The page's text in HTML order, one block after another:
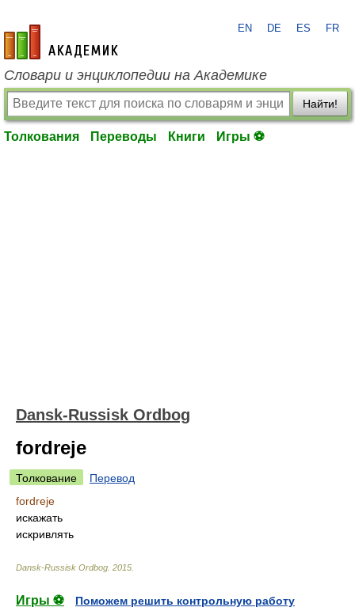
academic.ru
EN DE ES FR
Словари и энциклопедии на Академике
Найти!
Толкования Переводы Книги Игры ⚽
Dansk-Russisk Ordbog
fordreje
Толкование
Перевод
fordreje
искажать
искривлять
Dansk-Russisk Ordbog 2015
Игры ⚽
Поможем решить контрольную работу